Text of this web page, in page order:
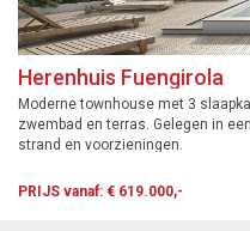
Herenhuis Fuengirola
Moderne townhouse met 3
zwembad en terras. Gelegen in
strand en voorzieningen.
PRIJS vanaf: € 619.000,-